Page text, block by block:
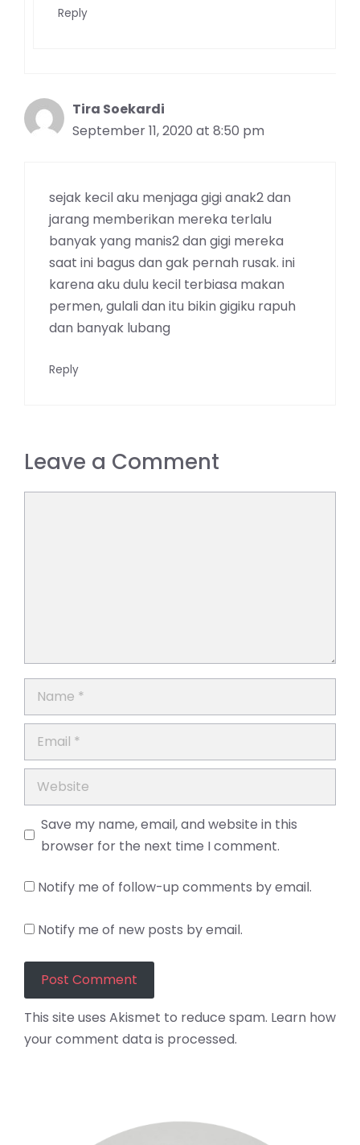
Reply
Tira Soekardi
September 11, 2020 at 8:50 pm
sejak kecil aku menjaga gigi anak2 dan
jarang memberikan mereka terlalu
banyak yang manis2 dan gigi mereka
saat ini bagus dan gak pernah rusak. ini
karena aku dulu kecil terbiasa makan
permen, gulali dan itu bikin gigiku rapuh
dan banyak lubang
Reply
Leave a Comment
Name
Email
Website
Save my name, email, and website in this
browser for the next time I comment.
Notify me of follow-up comments by email.
Notify me of new posts by email.
This site uses Akismet to reduce spam. Learn how
your comment data is processed.